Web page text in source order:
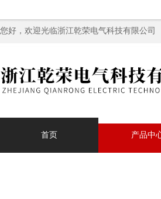
您好，欢迎光临浙江乾荣电气科技有限公司
首页 产品中